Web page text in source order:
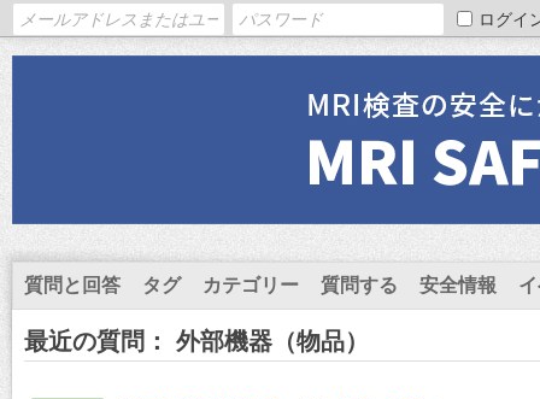
ログイ
質問と回答 タグ カテゴリー 質問する 安全情報
最近の質問： 外部機器（物品）